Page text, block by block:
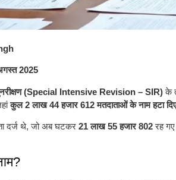
2025
(Special Intensive Revision – SIR)के
कुल 2 लाख 44 हजार 612 मतदाताओं के नाम हटा
दर्ज थे, जो अब घटकर 21 लाख 55 हजार 802रह गए